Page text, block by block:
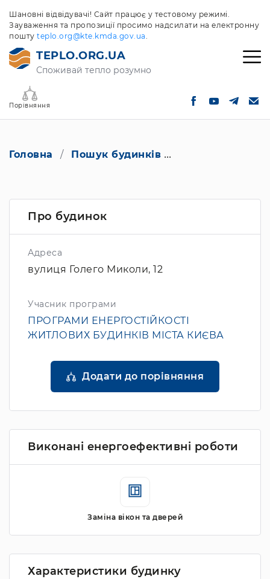
Шановні відвідувачі! Сайт працює у тестовому режимі.
Зауваження та пропозиції просимо надсилати на електронну
пошту teplo.org@kte.kmda.gov.ua.
TEPLO.ORG.UA
Споживай тепло розумно
Порівняння
Головна Пошук будинків
Про будинок
Адреса
вулиця Голего Миколи, 12
Учасник програми
ПРОГРАМИ ЕНЕРГОСТІЙКОСТІ
ЖИТЛОВИХ БУДИНКІВ МІСТА КИЄВА
Додати до порівняння
Виконані енергоефективні роботи
Заміна вікон та дверей
Характеристики будинку